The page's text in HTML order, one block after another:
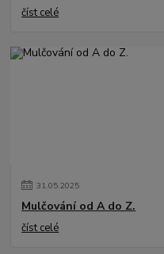
číst celé
31.05.2025
Mulčování od A do Z.
číst celé